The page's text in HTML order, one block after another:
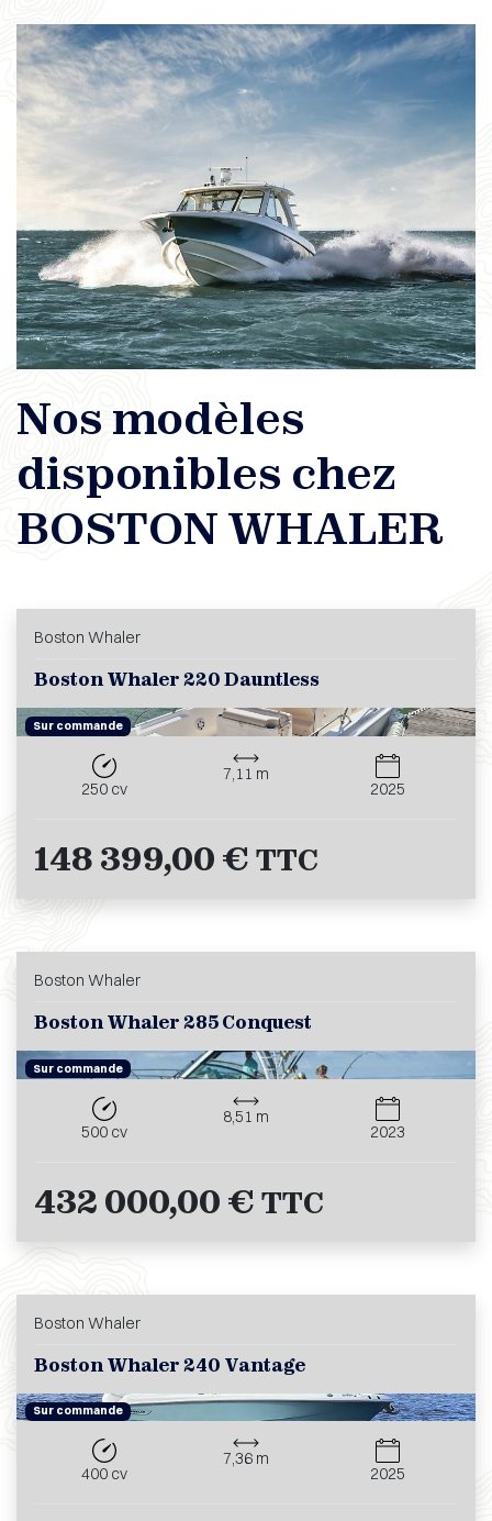
Nos modèles
disponibles chez
BOSTON WHALER
Boston Whaler
Boston Whaler 220 Dauntless
Sur commande
250 cv
7,11 m
2025
148 399,00 € TTC
Boston Whaler
Boston Whaler 285 Conquest
Sur commande
500 cv
8,51 m
2023
432 000,00 € TTC
Boston Whaler
Boston Whaler 240 Vantage
Sur commande
400 cv
7,36 m
2025